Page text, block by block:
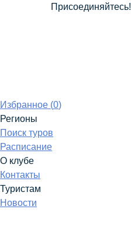
Присоединяйтесь!
Избранное (0)
Регионы
Поиск туров
Расписание
О клубе
Контакты
Туристам
Новости